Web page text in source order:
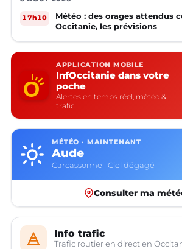
17h10
Météo : des orages attendus
Occitanie, les prévisions
APPLICATION MOBILE
InfOccitanie dans votre
poche
Alertes en temps réel, météo &
trafic
MÉTÉO · MAINTENANT
Aude
Carcassonne · Ciel dégagé
Consulter ma
Info trafic
Trafic routier en direct en